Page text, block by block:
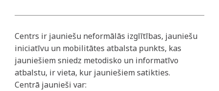
Centrs ir jauniešu neformālās izglītības, jauniešu
iniciatīvu un mobilitātes atbalsta punkts, kas
jauniešiem sniedz metodisko un informatīvo
atbalstu, ir vieta, kur jauniešiem satikties.
Centrā jaunieši var: